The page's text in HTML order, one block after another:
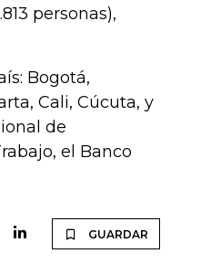
personas),
Bogotá,
Cali, Cúcuta, y
de
el Banco
GUARDAR